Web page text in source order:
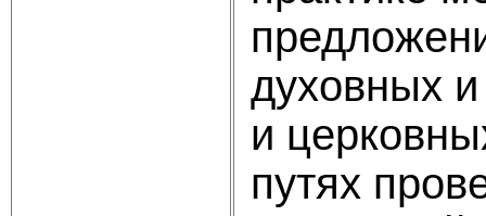
духовных
и
путях